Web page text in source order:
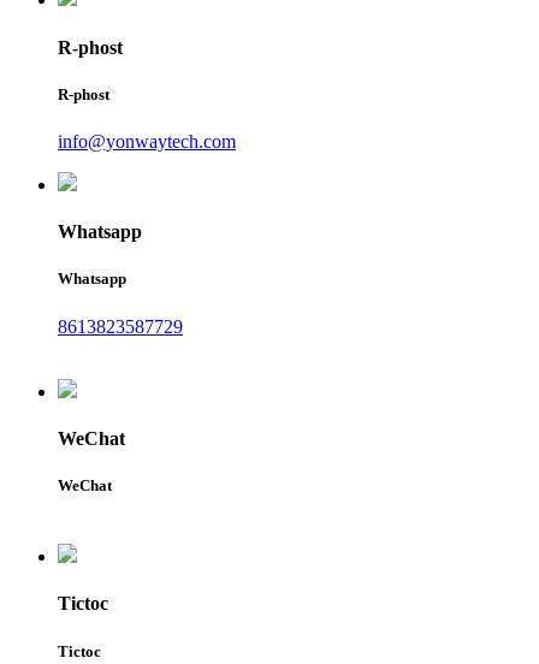
R-phost
R-phost
info@yonwaytech.com
Whatsapp
Whatsapp
8613823587729
WeChat
WeChat
Tictoc
Tictoc